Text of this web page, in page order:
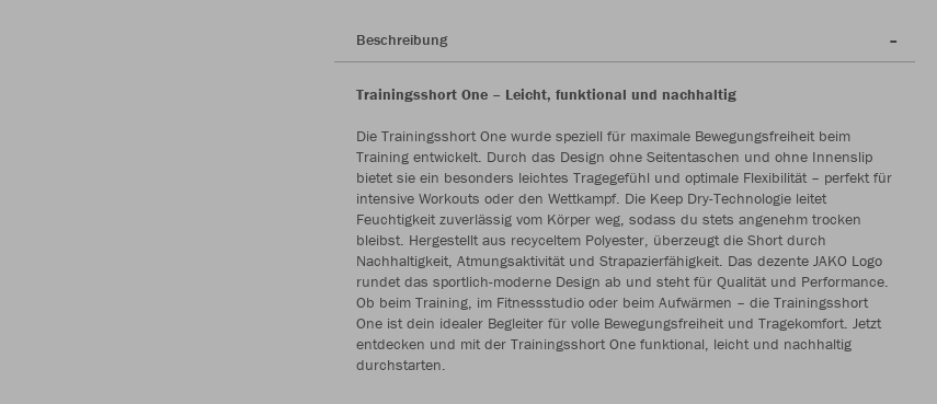
Beschreibung
Trainingsshort One – Leicht, funktional und nachhaltig
Die Trainingsshort One wurde speziell für maximale Bewegungsfreiheit beim
Training entwickelt. Durch das Design ohne Seitentaschen und ohne Innenslip
bietet sie ein besonders leichtes Tragegefühl und optimale Flexibilität – perfekt für
intensive Workouts oder den Wettkampf. Die Keep Dry-Technologie leitet
Feuchtigkeit zuverlässig vom Körper weg, sodass du stets angenehm trocken
bleibst. Hergestellt aus recyceltem Polyester, überzeugt die Short durch
Nachhaltigkeit, Atmungsaktivität und Strapazierfähigkeit. Das dezente JAKO Logo
rundet das sportlich-moderne Design ab und steht für Qualität und Performance.
Ob beim Training, im Fitnessstudio oder beim Aufwärmen – die Trainingsshort
One ist dein idealer Begleiter für volle Bewegungsfreiheit und Tragekomfort. Jetzt
entdecken und mit der Trainingsshort One funktional, leicht und nachhaltig
durchstarten.